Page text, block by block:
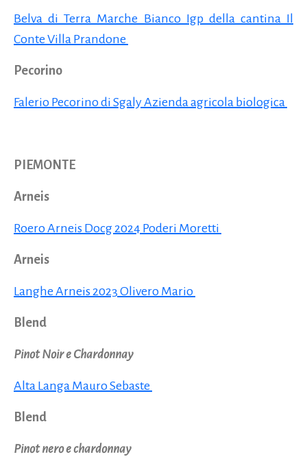
Belva di Terra Marche Bianco Igp della cantina Il
Conte Villa Prandone
Pecorino
Falerio Pecorino di Sgaly Azienda agricola biologica
PIEMONTE
Arneis
Roero Arneis Docg 2024 Poderi Moretti
Arneis
Langhe Arneis 2023 Olivero Mario
Blend
Pinot Noir e Chardonnay
Alta Langa Mauro Sebaste
Blend
Pinot nero e chardonnay